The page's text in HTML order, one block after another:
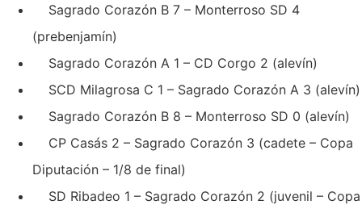
Sagrado Corazón B 7 – Monterroso SD 4
(prebenjamín)
Sagrado Corazón A 1 – CD Corgo 2 (alevín)
SCD Milagrosa C 1 – Sagrado Corazón A 3 (alevín)
Sagrado Corazón B 8 – Monterroso SD 0 (alevín)
CP Casás 2 – Sagrado Corazón 3 (cadete – Copa
Diputación – 1/8 de final)
SD Ribadeo 1 – Sagrado Corazón 2 (juvenil – Copa